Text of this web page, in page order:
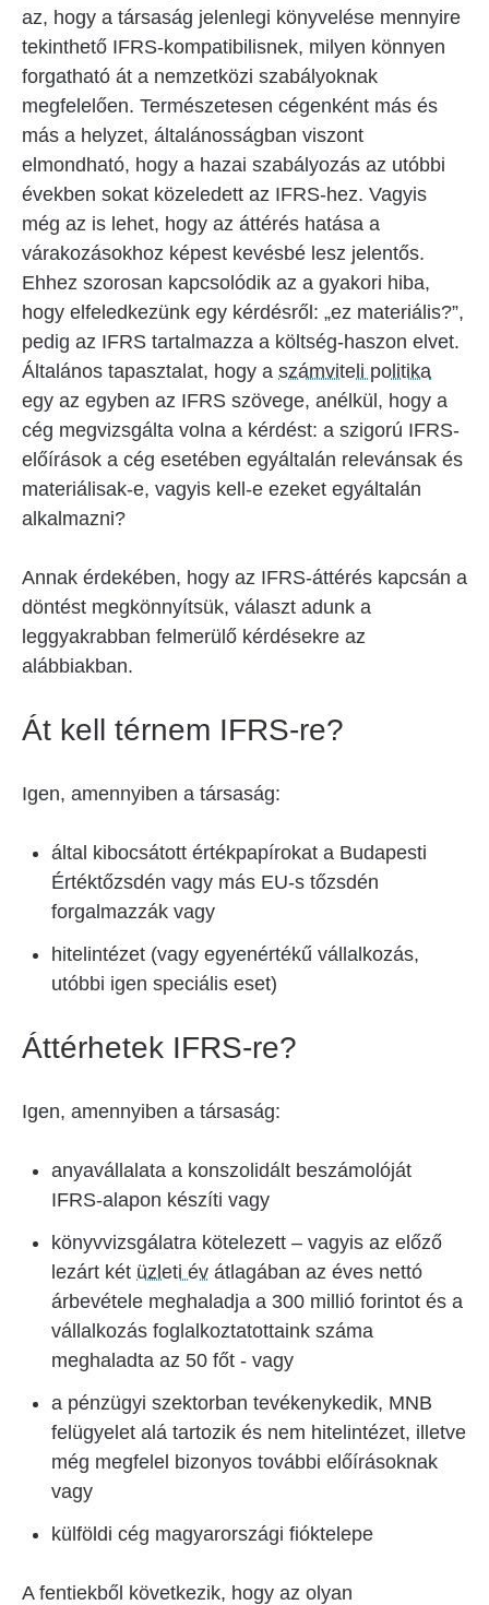
az, hogy a társaság jelenlegi könyvelése mennyire
tekinthető IFRS-kompatibilisnek, milyen könnyen
forgatható át a nemzetközi szabályoknak
megfelelően. Természetesen cégenként más és
más a helyzet, általánosságban viszont
elmondható, hogy a hazai szabályozás az utóbbi
években sokat közeledett az IFRS-hez. Vagyis
még az is lehet, hogy az áttérés hatása a
várakozásokhoz képest kevésbé lesz jelentős.
Ehhez szorosan kapcsolódik az a gyakori hiba,
hogy elfeledkezünk egy kérdésről: „ez materiális?”,
pedig az IFRS tartalmazza a költség-haszon elvet.
Általános tapasztalat, hogy a számviteli politika
egy az egyben az IFRS szövege, anélkül, hogy a
cég megvizsgálta volna a kérdést: a szigorú IFRS-
előírások a cég esetében egyáltalán relevánsak és
materiálisak-e, vagyis kell-e ezeket egyáltalán
alkalmazni?
Annak érdekében, hogy az IFRS-áttérés kapcsán a
döntést megkönnyítsük, választ adunk a
leggyakrabban felmerülő kérdésekre az
alábbiakban.
Át kell térnem IFRS-re?
Igen, amennyiben a társaság:
által kibocsátott értékpapírokat a Budapesti
Értéktőzsdén vagy más EU-s tőzsdén
forgalmazzák vagy
hitelintézet (vagy egyenértékű vállalkozás,
utóbbi igen speciális eset)
Áttérhetek IFRS-re?
Igen, amennyiben a társaság:
anyavállalata a konszolidált beszámolóját
IFRS-alapon készíti vagy
könyvvizsgálatra kötelezett – vagyis az előző
lezárt két üzleti év átlagában az éves nettó
árbevétele meghaladja a 300 millió forintot és a
vállalkozás foglalkoztatottaink száma
meghaladta az 50 főt - vagy
a pénzügyi szektorban tevékenykedik, MNB
felügyelet alá tartozik és nem hitelintézet, illetve
még megfelel bizonyos további előírásoknak
vagy
külföldi cég magyarországi fióktelepe
A fentiekből következik, hogy az olyan